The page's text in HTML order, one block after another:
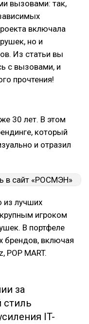
вызовами: так,
включала
но и
Из статьи вы
с вызовами, и
прочтения!
30 лет. В этом
который
и отразил
из лучших
игроком
В портфеле
брендов, включая
POP MART.
за
IT-